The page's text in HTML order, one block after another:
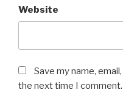
Website
Save my name,
the next time I comment.